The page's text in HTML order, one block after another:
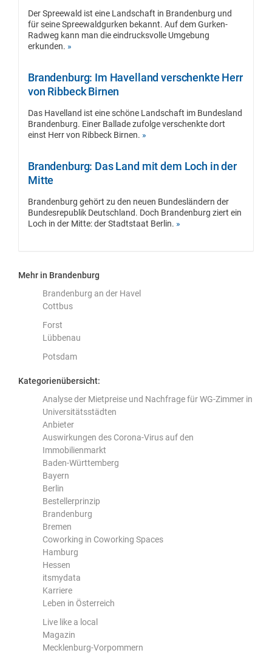
Der Spreewald ist eine Landschaft in Brandenburg und
für seine Spreewaldgurken bekannt. Auf dem Gurken-
Radweg kann man die eindrucksvolle Umgebung
erkunden. »
Brandenburg: Im Havelland verschenkte Herr
von Ribbeck Birnen
Das Havelland ist eine schöne Landschaft im Bundesland
Brandenburg. Einer Ballade zufolge verschenkte dort
einst Herr von Ribbeck Birnen. »
Brandenburg: Das Land mit dem Loch in der
Mitte
Brandenburg gehört zu den neuen Bundesländern der
Bundesrepublik Deutschland. Doch Brandenburg ziert ein
Loch in der Mitte: der Stadtstaat Berlin. »
Mehr in Brandenburg
Brandenburg an der Havel
Cottbus
Forst
Lübbenau
Potsdam
Kategorienübersicht:
Analyse der Mietpreise und Nachfrage für WG-Zimmer in
Universitätsstädten
Anbieter
Auswirkungen des Corona-Virus auf den
Immobilienmarkt
Baden-Württemberg
Bayern
Berlin
Bestellerprinzip
Brandenburg
Bremen
Coworking in Coworking Spaces
Hamburg
Hessen
itsmydata
Karriere
Leben in Österreich
Live like a local
Magazin
Mecklenburg-Vorpommern